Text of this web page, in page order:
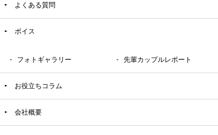
よくある質問
ボイス
フォトギャラリー 先輩カップルレポート
お役立ちコラム
会社概要